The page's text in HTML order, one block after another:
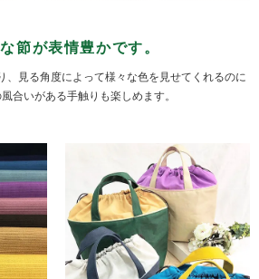
節が表情豊かです。
、見る角度によって様々な色を見せてくれるのに
合いがある手触りも楽しめます。